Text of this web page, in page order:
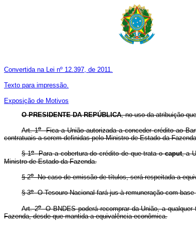
Convertida na Lei nº 12.397, de 2011.
Texto para impressão.
Exposição de Motivos
O PRESIDENTE DA REPÚBLICA, no uso da atribuição
Art. 1oFica a União autorizada a conceder crédito ao
contratuais a serem definidas pelo Ministro de Estado da
§ 1oPara a cobertura do crédito de que trata ocaput, a
Ministro de Estado da Fazenda.
§ 2oNo caso de emissão de títulos, será respeitada a
§ 3oO Tesouro Nacional fará jus à remuneração com
Art. 2oO BNDES poderá recomprar da União, a
Fazenda, desde que mantida a equivalência econômica.